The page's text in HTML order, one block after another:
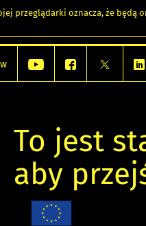
przeglądarki oznacza, że będą
To jest
aby